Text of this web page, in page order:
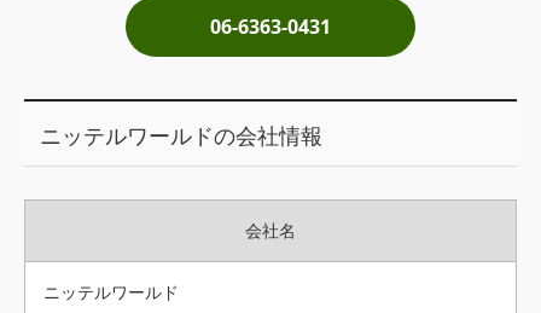
税金について
運営会社
掲載受付窓口はこちら
06-6363-0431
ニッテルワールドの会社情報
会社名
ニッテルワールド